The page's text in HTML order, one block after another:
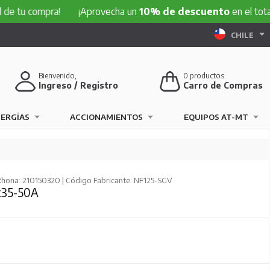
¡Aprovecha un10% de descuentoen el total de tu
CHILE
0 productos
Carro de Compras
Bienvenido,
Ingreso / Registro
ACCIONAMIENTOS EQUIPOS AT-MT
210150320 | Código Fabricante: NF125-SGV
50A